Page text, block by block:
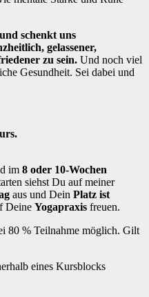
schenkt uns
gelassener,
zu sein. Und noch viel
Gesundheit. Sei dabei und
im 8 oder 10-Wochen
siehst Du auf meiner
aus und Dein Platz ist
Deine Yogapraxis freuen.
80 % Teilnahme möglich. Gilt
eines Kursblocks